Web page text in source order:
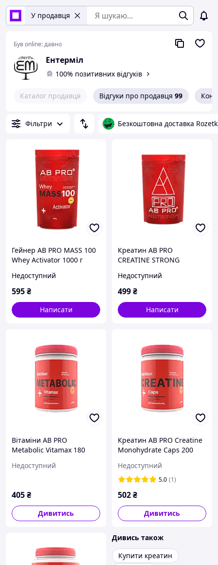
У продавця
Був online:давно
Ентерміл
100% позитивних відгуків
Каталог продавця Відгуки про продавця 99
Фільтри Безкоштовна доставка
Гейнер AB PRO MASS 100
Whey Activator 1000 г
Недоступний
595₴
Написати
Креатин AB PRO
CREATINE STRONG
Недоступний
499₴
Написати
Вітаміни AB PRO
Metabolic Vitamax 180
Недоступний
405₴
Дивитись
Креатин AB PRO Creatine
Monohydrate Caps 200
Недоступний
5.0 (1)
502₴
Дивитись
Дивись також
Купити креатин